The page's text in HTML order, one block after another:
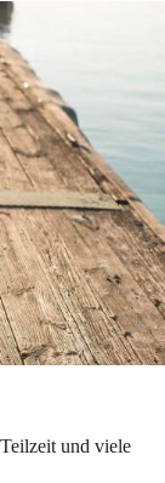
und viele